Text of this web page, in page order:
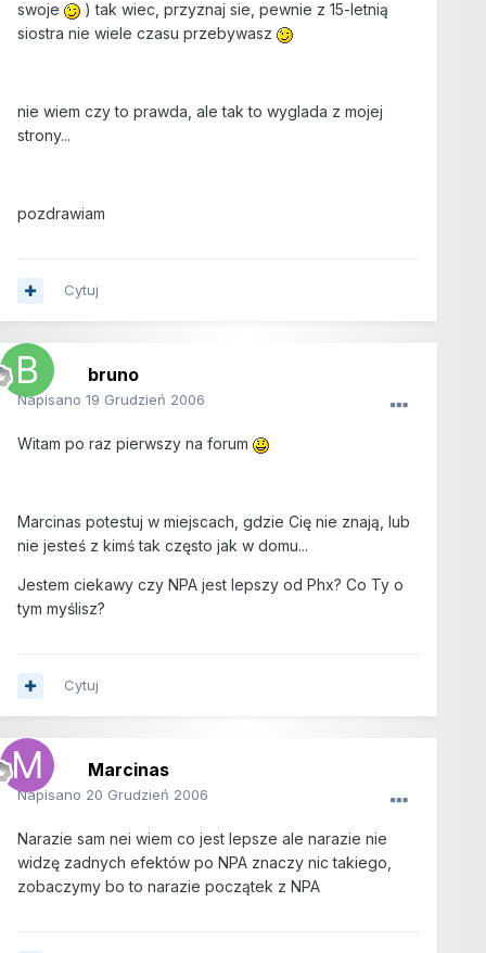
swoje
) tak wiec, przyznaj sie, pewnie z 15-letnią
siostra nie wiele czasu przebywasz
nie wiem czy to prawda, ale tak to wyglada z mojej
strony...
pozdrawiam
Cytuj
bruno
Napisano 19 Grudzień 2006
Witam po raz pierwszy na forum
Marcinas potestuj w miejscach, gdzie Cię nie znają, lub
nie jesteś z kimś tak często jak w domu...
Jestem ciekawy czy NPA jest lepszy od Phx? Co Ty o
tym myślisz?
Cytuj
Marcinas
Napisano 20 Grudzień 2006
Narazie sam nei wiem co jest lepsze ale narazie nie
widzę zadnych efektów po NPA znaczy nic takiego,
zobaczymy bo to narazie początek z NPA